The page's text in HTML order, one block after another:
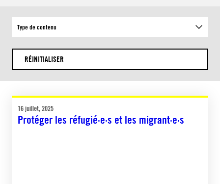
Type de contenu
RÉINITIALISER
16 juillet, 2025
Protéger les réfugié·e·s et les migrant·e·s